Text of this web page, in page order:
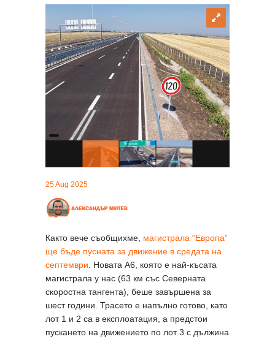
25 Aug 2025
Както вече съобщихме, магистрала “Европа”
ще бъде пусната за движение в средата на
септември . Новата A6, която е най-късата
магистрала у нас (63 км със Северната
скоростна тангента), беше завършена за
шест години. Трасето е напълно готово, като
лот 1 и 2 са в експлоатация, а предстои
пускането на движението по лот 3 с дължина